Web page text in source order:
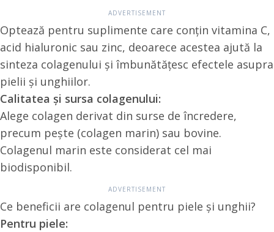
Optează pentru suplimente care conțin vitamina C,
acid hialuronic sau zinc, deoarece acestea ajută la
sinteza colagenului și îmbunătățesc efectele asupra
pielii și unghiilor.
Calitatea și sursa colagenului:
Alege colagen derivat din surse de încredere,
precum pește (colagen marin) sau bovine.
Colagenul marin este considerat cel mai
biodisponibil.
Ce beneficii are colagenul pentru piele și unghii?
Pentru piele: